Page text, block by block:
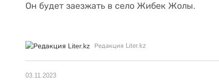
Он будет заезжать в село Жибек Жолы.
Редакция Liter.kz
03.11.2023